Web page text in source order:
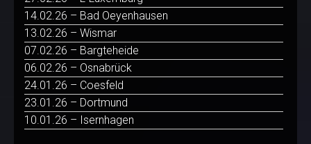
14.02.26 – Bad Oeyenhausen
13.02.26 – Wismar
07.02.26 – Bargteheide
06.02.26 – Osnabrück
24.01.26 – Coesfeld
23.01.26 – Dortmund
10.01.26 – Isernhagen